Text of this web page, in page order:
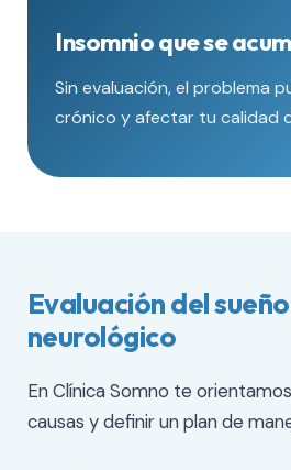
Insomnio que se
Sin evaluación, el problema
crónico y afectar tu calidad
Evaluación del
neurológico
En Clínica Somno te
causas y definir un plan de